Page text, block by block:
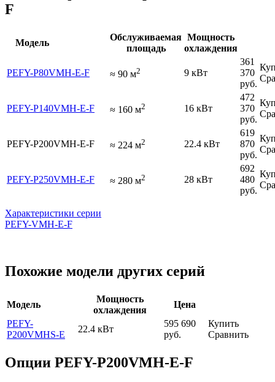
F
Модель
Обслуживаемая
площадь
Мощность
охлаждения
PEFY-P80VMH-E-F ≈ 90 м2 9 кВт
361
370
руб.
PEFY-P140VMH-E-F ≈ 160 м2 16 кВт
472
370
руб.
PEFY-P200VMH-E-F ≈ 224 м2 22.4 кВт
619
870
руб.
PEFY-P250VMH-E-F ≈ 280 м2 28 кВт
692
480
руб.
Характеристики серии
PEFY-VMH-E-F
Похожие модели других серий
Модель
Мощность
охлаждения
Цена
PEFY-
P200VMHS-E
22.4 кВт
595 690
руб.
Купить
Сравнить
Опции PEFY-P200VMH-E-F